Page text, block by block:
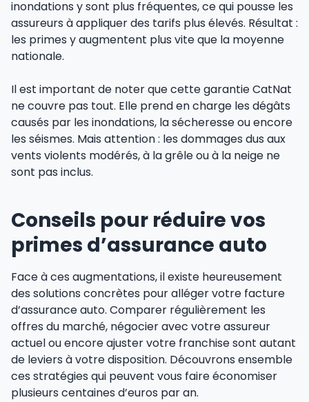
inondations y sont plus fréquentes, ce qui pousse les
assureurs à appliquer des tarifs plus élevés. Résultat :
les primes y augmentent plus vite que la moyenne
nationale.
Il est important de noter que cette garantie CatNat
ne couvre pas tout. Elle prend en charge les dégâts
causés par les inondations, la sécheresse ou encore
les séismes. Mais attention : les dommages dus aux
vents violents modérés, à la grêle ou à la neige ne
sont pas inclus.
Conseils pour réduire vos
primes d’assurance auto
Face à ces augmentations, il existe heureusement
des solutions concrètes pour alléger votre facture
d’assurance auto. Comparer régulièrement les
offres du marché, négocier avec votre assureur
actuel ou encore ajuster votre franchise sont autant
de leviers à votre disposition. Découvrons ensemble
ces stratégies qui peuvent vous faire économiser
plusieurs centaines d’euros par an.